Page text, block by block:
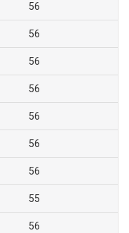
56
56
56
56
56
56
56
55
56